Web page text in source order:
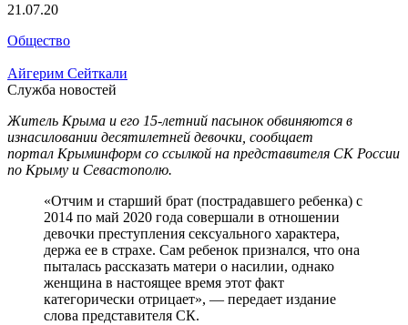
21.07.20
Общество
Айгерим Сейткали
Служба новостей
Житель Крыма и его 15-летний пасынок обвиняются в
изнасиловании десятилетней девочки, сообщает
портал Крыминформ со ссылкой на представителя СК России
по Крыму и Севастополю.
«Отчим и старший брат (пострадавшего ребенка) с
2014 по май 2020 года совершали в отношении
девочки преступления сексуального характера,
держа ее в страхе. Сам ребенок признался, что она
пыталась рассказать матери о насилии, однако
женщина в настоящее время этот факт
категорически отрицает», — передает издание
слова представителя СК.